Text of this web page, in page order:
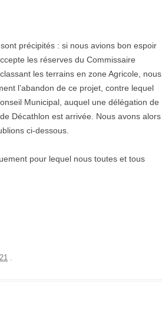
précipités : si nous avions bon espoir
les réserves du Commissaire
les terrains en zone Agricole, nous
l’abandon de ce projet, contre lequel
Municipal, auquel une délégation de
Décathlon est arrivée. Nous avons alors
ci-dessous.
pour lequel nous toutes et tous
.